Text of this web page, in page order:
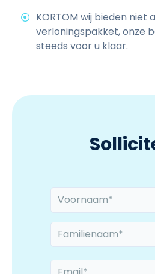
KORTOM wij bieden niet
verloningspakket, onze
steeds voor u klaar.